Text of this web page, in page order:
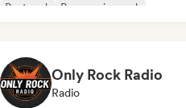
Post rock
Progressive rock
Only Rock Radio
Radio